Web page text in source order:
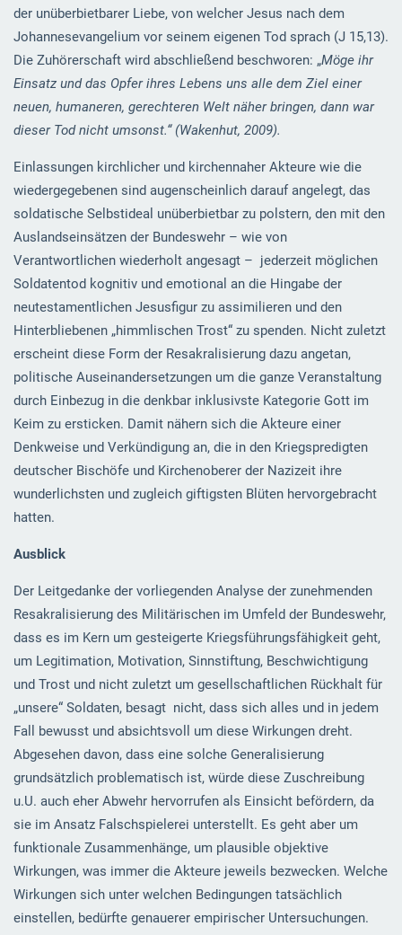
der unüberbietbarer Liebe, von welcher Jesus nach dem
Johannesevangelium vor seinem eigenen Tod sprach (J 15,13).
Die Zuhörerschaft wird abschließend beschworen: „Möge ihr
Einsatz und das Opfer ihres Lebens uns alle dem Ziel einer
neuen, humaneren, gerechteren Welt näher bringen, dann war
dieser Tod nicht umsonst.“(Wakenhut, 2009).
Einlassungen kirchlicher und kirchennaher Akteure wie die
wiedergegebenen sind augenscheinlich darauf angelegt, das
soldatische Selbstideal unüberbietbar zu polstern, den mit den
Auslandseinsätzen der Bundeswehr – wie von
Verantwortlichen wiederholt angesagt – jederzeit möglichen
Soldatentod kognitiv und emotional an die Hingabe der
neutestamentlichen Jesusfigur zu assimilieren und den
Hinterbliebenen „himmlischen Trost“ zu spenden. Nicht zuletzt
erscheint diese Form der Resakralisierung dazu angetan,
politische Auseinandersetzungen um die ganze Veranstaltung
durch Einbezug in die denkbar inklusivste Kategorie Gott im
Keim zu ersticken. Damit nähern sich die Akteure einer
Denkweise und Verkündigung an, die in den Kriegspredigten
deutscher Bischöfe und Kirchenoberer der Nazizeit ihre
wunderlichsten und zugleich giftigsten Blüten hervorgebracht
hatten.
Ausblick
Der Leitgedanke der vorliegenden Analyse der zunehmenden
Resakralisierung des Militärischen im Umfeld der Bundeswehr,
dass es im Kern um gesteigerte Kriegsführungsfähigkeit geht,
um Legitimation, Motivation, Sinnstiftung, Beschwichtigung
und Trost und nicht zuletzt um gesellschaftlichen Rückhalt für
„unsere“ Soldaten, besagt nicht, dass sich alles und in jedem
Fall bewusst und absichtsvoll um diese Wirkungen dreht.
Abgesehen davon, dass eine solche Generalisierung
grundsätzlich problematisch ist, würde diese Zuschreibung
u.U. auch eher Abwehr hervorrufen als Einsicht befördern, da
sie im Ansatz Falschspielerei unterstellt. Es geht aber um
funktionale Zusammenhänge, um plausible objektive
Wirkungen, was immer die Akteure jeweils bezwecken. Welche
Wirkungen sich unter welchen Bedingungen tatsächlich
einstellen, bedürfte genauerer empirischer Untersuchungen.